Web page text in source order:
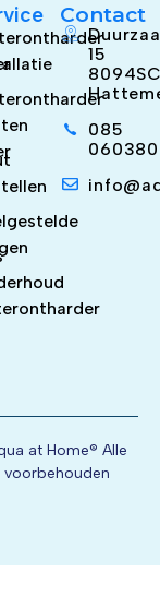
Contact
15
085
at Home® Alle
voorbehouden